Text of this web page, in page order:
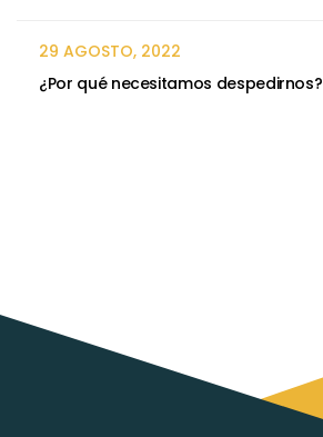
29 AGOSTO, 2022
¿Por qué necesitamos despedirnos?